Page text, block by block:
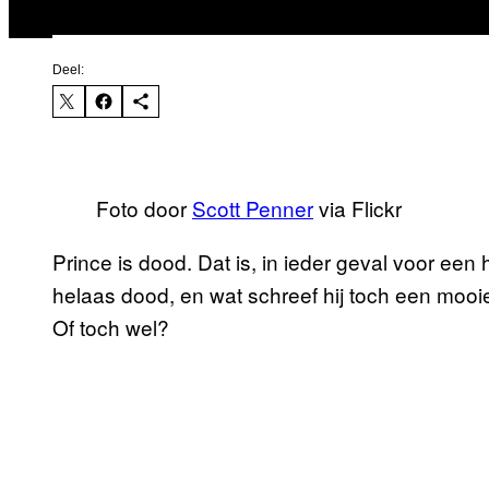
Deel:
Foto door Scott Pennervia Flickr
Prince is dood. Dat is, in ieder geval voor
helaas dood, en wat schreef hij toch een
Of toch wel?